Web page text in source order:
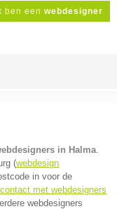
ben een webdesigner
in Halma.
(webdesign
in voor de
met webdesigners
webdesigners